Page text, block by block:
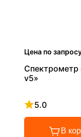
Цена по
v5»
5.0
Рейтинг 5 из 5
В